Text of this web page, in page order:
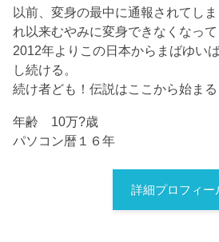
以前、変身の最中に通報されてし
れ以来むやみに変身できなくなって
2012年よりこの日本からまばゆい
し続ける。
続け者ども！伝説はここから始まる
年齢 10万?歳
パソコン暦１６年
詳細プロフィー